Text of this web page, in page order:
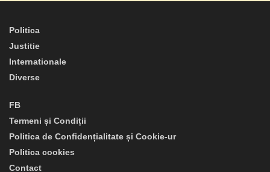
Politica
Justitie
Internationale
Diverse
FB
Termeni și Condiții
Politica de Confidențialitate și Cookie-ur
Politica cookies
Contact